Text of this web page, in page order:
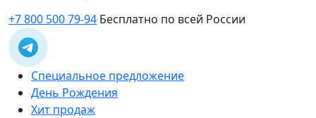
+7 800 500 79-94 Бесплатно по всей России
Специальное предложение
День Рождения
Хит продаж